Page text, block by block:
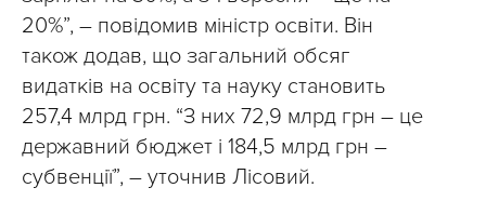
20%”, – повідомив міністр освіти. Він
також додав, що загальний обсяг
видатків на освіту та науку становить
257,4 млрд грн. “З них 72,9 млрд грн – це
державний бюджет і 184,5 млрд грн –
субвенції”, – уточнив Лісовий.